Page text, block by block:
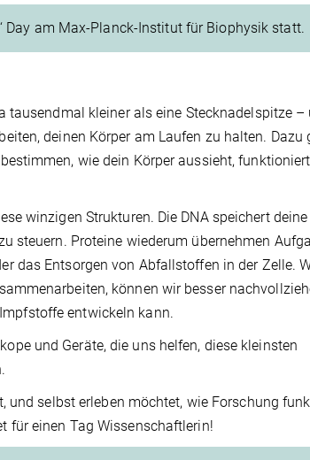
Day am Max-Planck-Institut für Biophysik statt.
tausendmal kleiner als eine Stecknadelspitze –
deinen Körper am Laufen zu halten. Dazu
wie dein Körper aussieht,
winzigen Strukturen. Die DNA speichert deine
steuern. Proteine wiederum übernehmen
das Entsorgen von Abfallstoffen in der Zelle.
können wir besser
entwickeln kann.
und Geräte, die uns helfen, diese kleinsten
und selbst erleben möchtet, wie Forschung
für einen Tag Wissenschaftlerin!